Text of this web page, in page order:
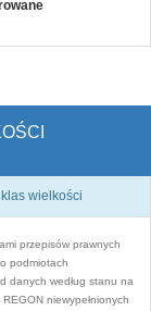
wielkości
przepisów prawnych
podmiotach
danych według stanu na
niewypełnionych